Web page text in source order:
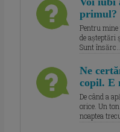
primul?
Pentru
de așteptări
Sunt
Ne
copil. E
De când a
orice. Un
noaptea